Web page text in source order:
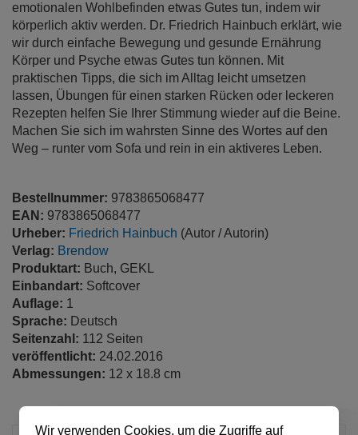
emotionalen Wohlbefinden etwas Gutes tun, indem wir
körperlich aktiv werden. Dr. Friedrich Hainbuch erklärt, wie
wir durch einfache Bewegung und gesunde Ernährung
Körper und Psyche etwas Gutes tun können. Mit
praktischen Tipps, die sich im Alltag leicht umsetzen
lassen, Übungen für einen starken Rücken oder leckeren
Rezepten helfen Sie Ihrer Stimmung wieder auf die Beine.
Machen Sie sich im wahrsten Sinne des Wortes auf den
Weg – runter vom Sofa und rein in ein aktiveres Leben.
Bestellnummer: 9783865068477
EAN: 9783865068477
Urheber: Friedrich Hainbuch (Autor / Autorin)
Verlag: Brendow
Produktart: Buch, GEKL
Einbandart: Softcover
Auflage: 1
Sprache: Deutsch
Seitenzahl: 112 Seiten
veröffentlicht: 24.02.2016
Abmessungen: 12 x 18.8 cm
Wir verwenden Cookies, um die Zugriffe auf